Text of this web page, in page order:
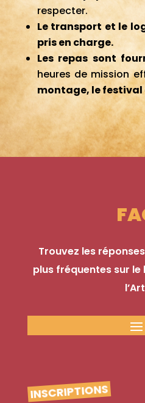
respecter.
Le transport et le
pris en charge.
Les repas sont
heures de mission
montage, le
Trouvez les
plus fréquentes sur
INSCRIPTIONS